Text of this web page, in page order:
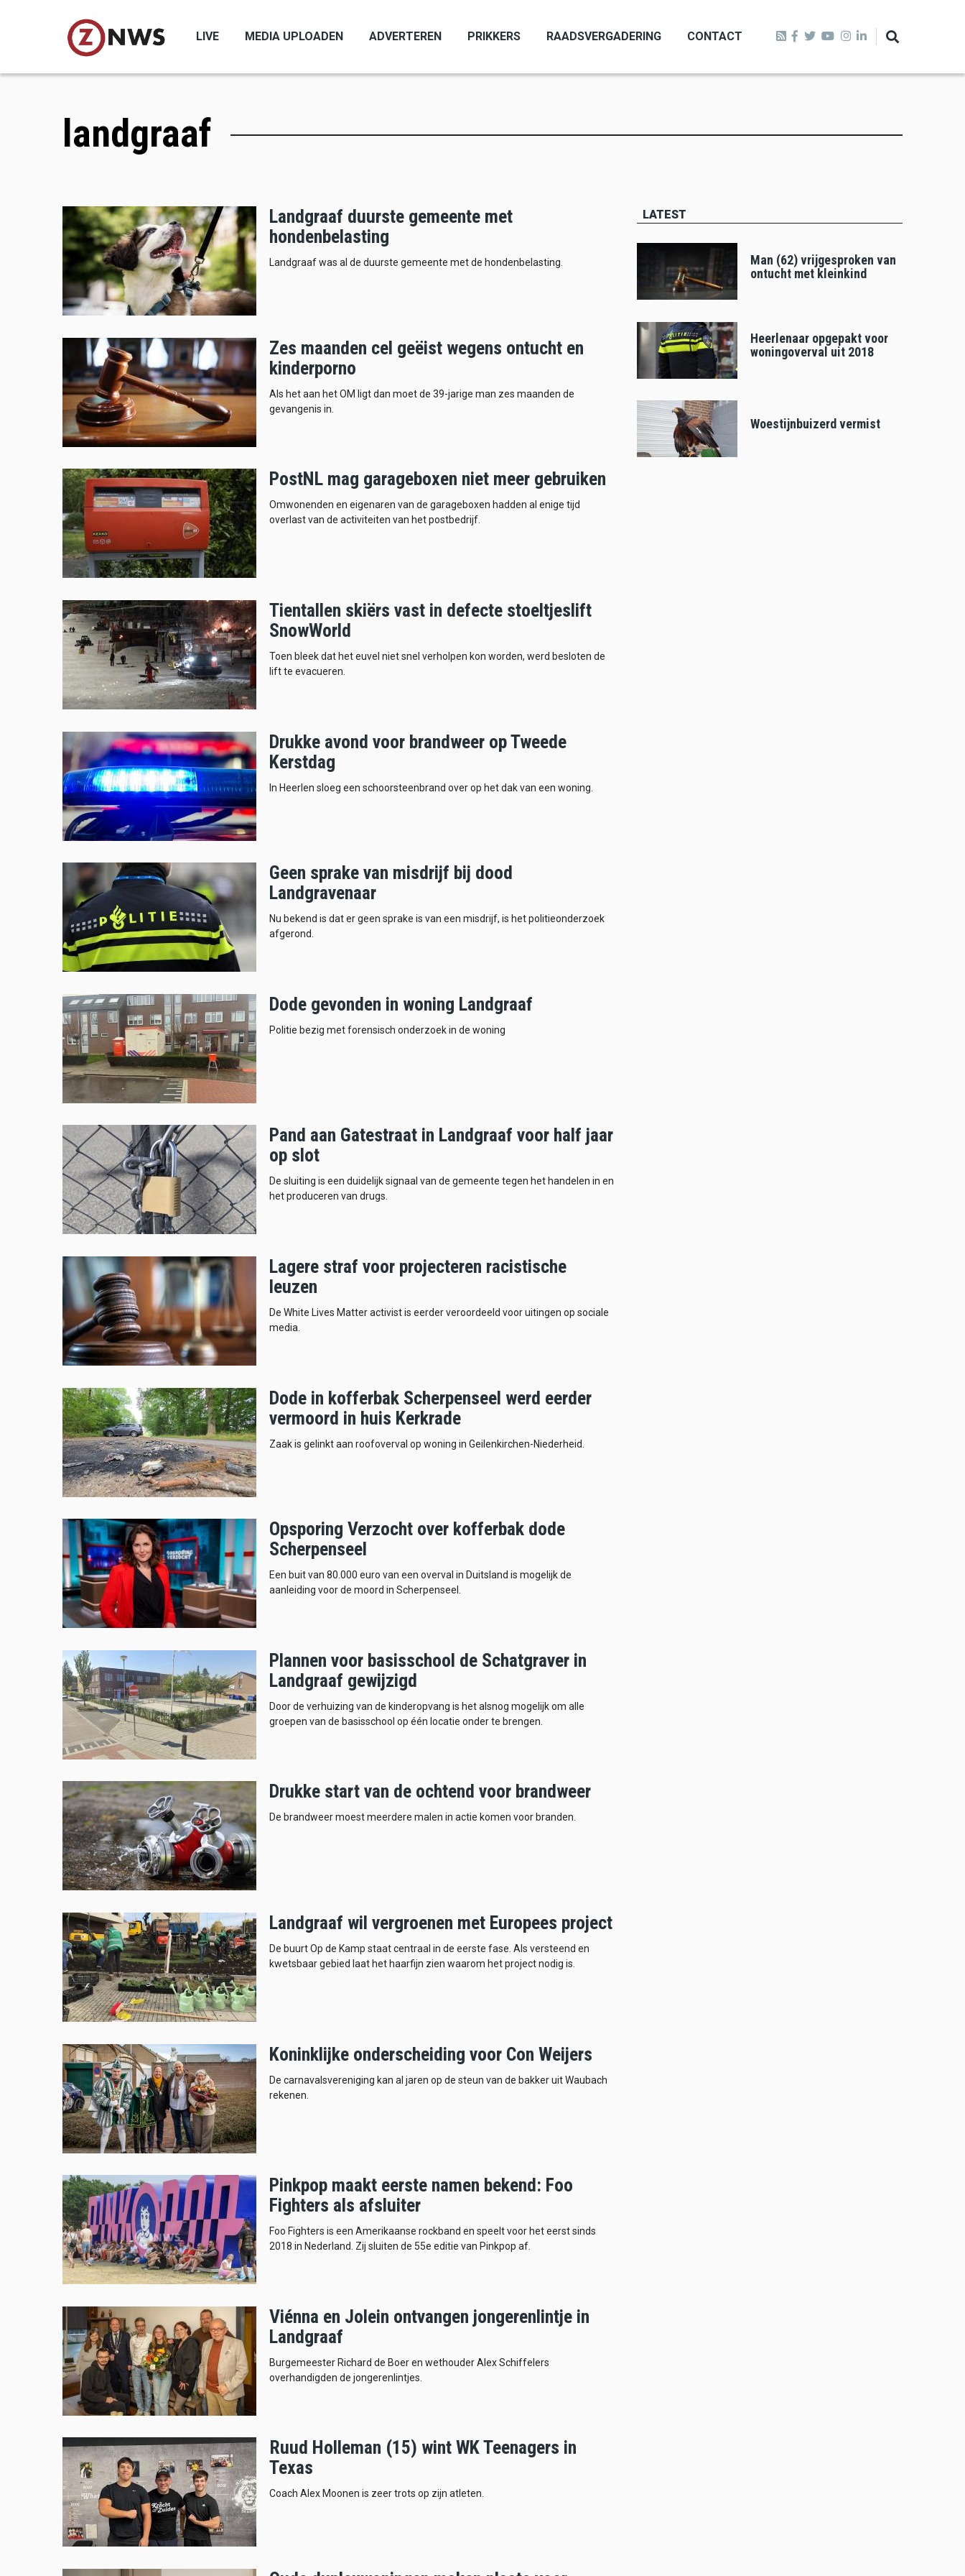
LIVE MEDIA UPLOADEN ADVERTEREN PRIKKERS RAADSVERGADERING CONTACT
landgraaf
Landgraaf duurste gemeente met
hondenbelasting
Landgraaf was al de duurste gemeente met de hondenbelasting.
Zes maanden cel geëist wegens ontucht en
kinderporno
Als het aan het OM ligt dan moet de 39-jarige man zes maanden de
gevangenis in.
PostNL mag garageboxen niet meer gebruiken
Omwonenden en eigenaren van de garageboxen hadden al enige tijd
overlast van de activiteiten van het postbedrijf.
Tientallen skiërs vast in defecte stoeltjeslift
SnowWorld
Toen bleek dat het euvel niet snel verholpen kon worden, werd besloten de
lift te evacueren.
Drukke avond voor brandweer op Tweede
Kerstdag
In Heerlen sloeg een schoorsteenbrand over op het dak van een woning.
Geen sprake van misdrijf bij dood
Landgravenaar
Nu bekend is dat er geen sprake is van een misdrijf, is het politieonderzoek
afgerond.
Dode gevonden in woning Landgraaf
Politie bezig met forensisch onderzoek in de woning
Pand aan Gatestraat in Landgraaf voor half jaar
op slot
De sluiting is een duidelijk signaal van de gemeente tegen het handelen in en
het produceren van drugs.
Lagere straf voor projecteren racistische
leuzen
De White Lives Matter activist is eerder veroordeeld voor uitingen op sociale
media.
Dode in kofferbak Scherpenseel werd eerder
vermoord in huis Kerkrade
Zaak is gelinkt aan roofoverval op woning in Geilenkirchen-Niederheid.
Opsporing Verzocht over kofferbak dode
Scherpenseel
Een buit van 80.000 euro van een overval in Duitsland is mogelijk de
aanleiding voor de moord in Scherpenseel.
Plannen voor basisschool de Schatgraver in
Landgraaf gewijzigd
Door de verhuizing van de kinderopvang is het alsnog mogelijk om alle
groepen van de basisschool op één locatie onder te brengen.
Drukke start van de ochtend voor brandweer
De brandweer moest meerdere malen in actie komen voor branden.
Landgraaf wil vergroenen met Europees project
De buurt Op de Kamp staat centraal in de eerste fase. Als versteend en
kwetsbaar gebied laat het haarfijn zien waarom het project nodig is.
Koninklijke onderscheiding voor Con Weijers
De carnavalsvereniging kan al jaren op de steun van de bakker uit Waubach
rekenen.
Pinkpop maakt eerste namen bekend: Foo
Fighters als afsluiter
Foo Fighters is een Amerikaanse rockband en speelt voor het eerst sinds
2018 in Nederland. Zij sluiten de 55e editie van Pinkpop af.
Viénna en Jolein ontvangen jongerenlintje in
Landgraaf
Burgemeester Richard de Boer en wethouder Alex Schiffelers
overhandigden de jongerenlintjes.
Ruud Holleman (15) wint WK Teenagers in
Texas
Coach Alex Moonen is zeer trots op zijn atleten.
LATEST
Man (62) vrijgesproken van
ontucht met kleinkind
Heerlenaar opgepakt voor
woningoverval uit 2018
Woestijnbuizerd vermist